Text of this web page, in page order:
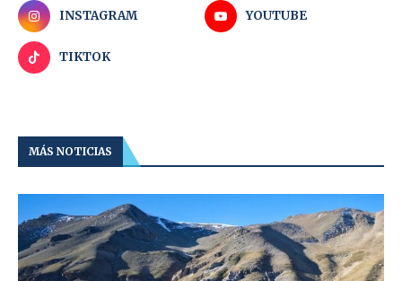
INSTAGRAM YOUTUBE
TIKTOK
MÁS NOTICIAS